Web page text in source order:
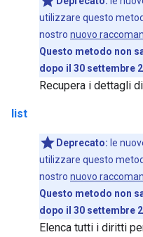
utilizzare questo
nostro nuovo
Questo metodo non
dopo il 30 settembre
Recupera i dettagli
list
Deprecato: le
utilizzare questo
nostro nuovo
Questo metodo non
dopo il 30 settembre
Elenca tutti i diritti